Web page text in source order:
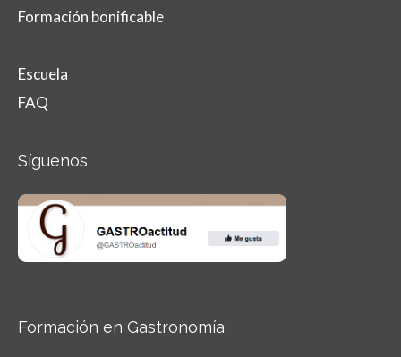
Formación bonificable
Escuela
FAQ
Síguenos
Formación en Gastronomía